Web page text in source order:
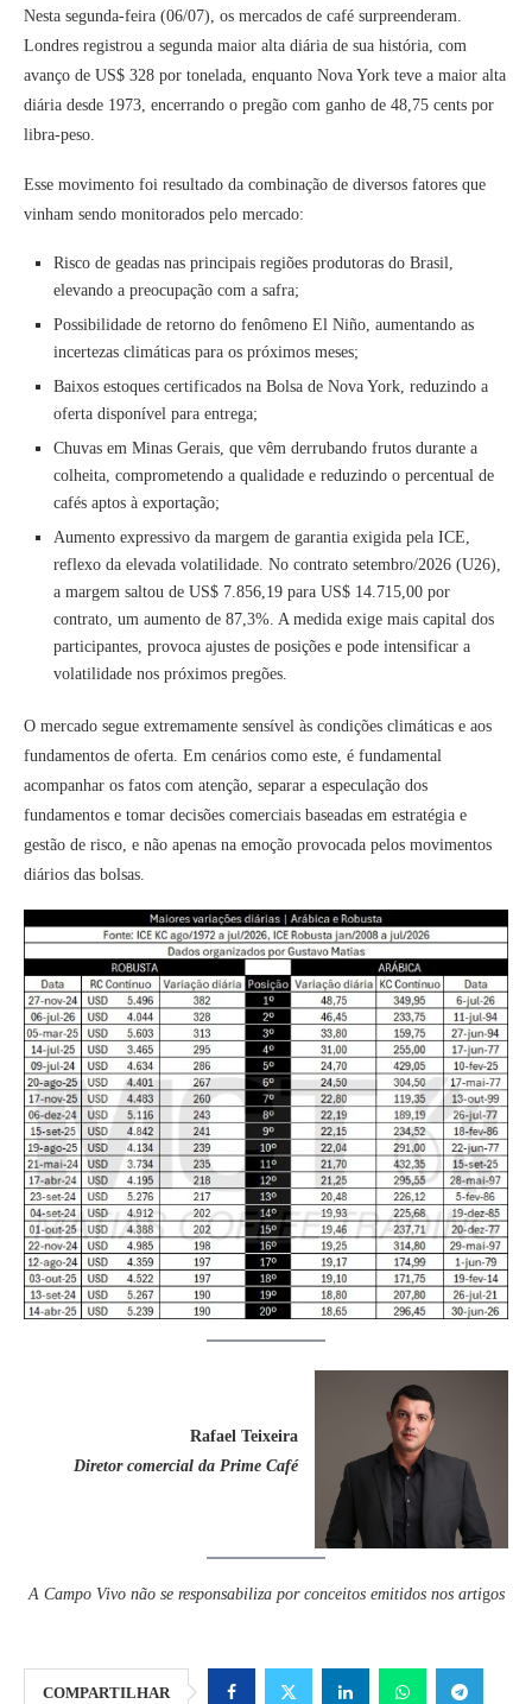
Nesta segunda-feira (06/07), os mercados de café surpreenderam.
Londres registrou a segunda maior alta diária de sua história, com
avanço de US$ 328 por tonelada, enquanto Nova York teve a maior alta
diária desde 1973, encerrando o pregão com ganho de 48,75 cents por
libra-peso.
Esse movimento foi resultado da combinação de diversos fatores que
vinham sendo monitorados pelo mercado:
Risco de geadas nas principais regiões produtoras do Brasil,
elevando a preocupação com a safra;
Possibilidade de retorno do fenômeno El Niño, aumentando as
incertezas climáticas para os próximos meses;
Baixos estoques certificados na Bolsa de Nova York, reduzindo a
oferta disponível para entrega;
Chuvas em Minas Gerais, que vêm derrubando frutos durante a
colheita, comprometendo a qualidade e reduzindo o percentual de
cafés aptos à exportação;
Aumento expressivo da margem de garantia exigida pela ICE,
reflexo da elevada volatilidade. No contrato setembro/2026 (U26),
a margem saltou de US$ 7.856,19 para US$ 14.715,00 por
contrato, um aumento de 87,3%. A medida exige mais capital dos
participantes, provoca ajustes de posições e pode intensificar a
volatilidade nos próximos pregões.
O mercado segue extremamente sensível às condições climáticas e aos
fundamentos de oferta. Em cenários como este, é fundamental
acompanhar os fatos com atenção, separar a especulação dos
fundamentos e tomar decisões comerciais baseadas em estratégia e
gestão de risco, e não apenas na emoção provocada pelos movimentos
diários das bolsas.
Rafael Teixeira
Diretor comercial da Prime Café
A Campo Vivo não se responsabiliza por conceitos emitidos nos artigos
COMPARTILHAR